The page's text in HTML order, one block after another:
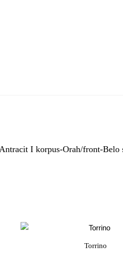
I korpus-Orah/front-Belo
Torrino